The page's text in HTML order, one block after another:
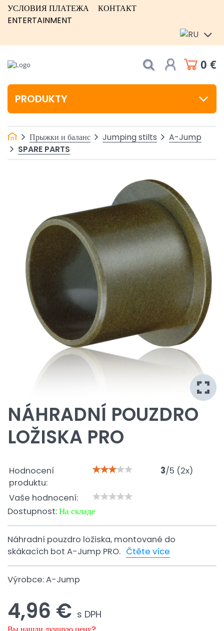
УСЛОВИЯ ПЛАТЕЖА
КОНТАКТ
ENTERTAINMENT
0 €
PRODUKTY
Прыжки и баланс Jumping stilts
A-Jump
SPARE PARTS
NÁHRADNÍ POUZDRO
LOŽISKA PRO
Hodnocení
produktu:
3/5 (2x)
Vaše hodnocení:
Dostupnost:На складе
Náhradní pouzdro ložiska, montované do
skákacích bot A-Jump PRO. Čtěte více
Výrobce:A-Jump
4,96 € s DPH